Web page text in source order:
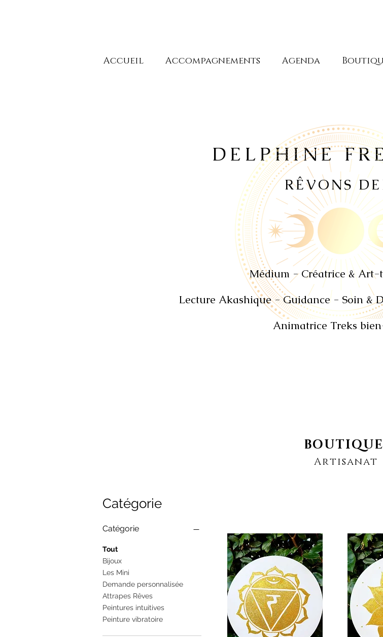
Accueil Accompagnements Agenda
DELPHINE
RÊVONS
Médium - Créatrice & Art-
Lecture Akashique - Guidance - Soin &
Animatrice Treks
BOUTIQUE
Artisanat
Catégorie
Catégorie
Tout
Bijoux
Les Mini
Demande personnalisée
Attrapes Rêves
Peintures intuitives
Peinture vibratoire